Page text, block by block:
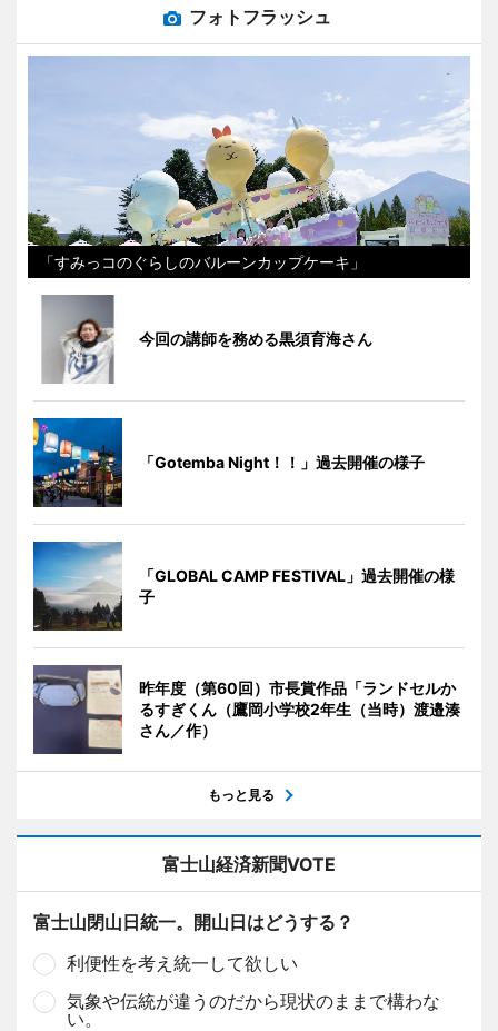
フォトフラッシュ
「すみっコのぐらしのバルーンカップケーキ」
今回の講師を務める黒須育海さん
「Gotemba Night！！」過去開催の様子
「GLOBAL CAMP FESTIVAL」過去開催の様
子
昨年度（第60回）市長賞作品「ランドセルか
るすぎくん（鷹岡小学校2年生（当時）渡邉湊
さん／作）
もっと見る
富士山経済新聞VOTE
富士山閉山日統一。開山日はどうする？
利便性を考え統一して欲しい
気象や伝統が違うのだから現状のままで構わな
い。